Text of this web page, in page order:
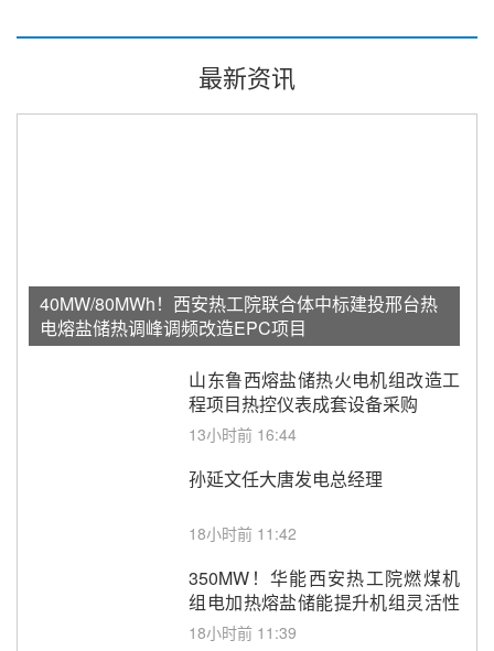
最新资讯
40MW/80MWh！西安热工院联合体中标建投邢台热
电熔盐储热调峰调频改造EPC项目
山东鲁西熔盐储热火电机组改造工
程项目热控仪表成套设备采购
13小时前 16:44
孙延文任大唐发电总经理
18小时前 11:42
350MW！华能西安热工院燃煤机
组电加热熔盐储能提升机组灵活性
改造项目初步设计第三方评审服务
18小时前 11:39